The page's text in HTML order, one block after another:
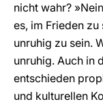
nicht wahr?
es, im Frieden zu
unruhig zu sein.
unruhig. Auch in
entschieden
und kulturellen